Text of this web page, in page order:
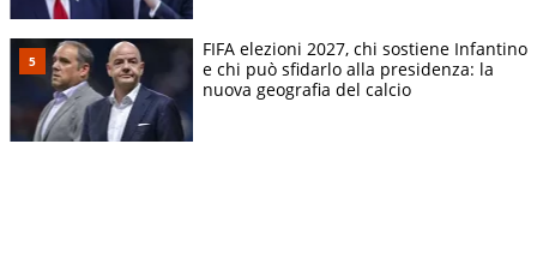
FIFA elezioni 2027, chi sostiene Infantino
e chi può sfidarlo alla presidenza: la
nuova geografia del calcio